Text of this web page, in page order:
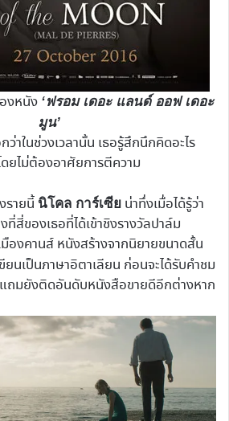
งหนัง ‘ฟรอม เดอะ แลนด์ ออฟ เดอะ
มูน’
าในช่วงเวลานั้น เธอรู้สึกนึกคิดอะไร
ดยไม่ต้องอาศัยการตีความ
ายนี้ นิโคล การ์เซีย น่าทึ่งเมื่อได้รู้ว่า
ที่สี่ของเธอที่ได้เข้าชิงรางวัลปาล์ม
องคานส์ หนังสร้างจากนิยายขนาดสั้น
ยนเป็นภาษาอิตาเลียน ก่อนจะได้รับคำชม
ถมยังติดอันดับหนังสือขายดีอีกต่างหาก